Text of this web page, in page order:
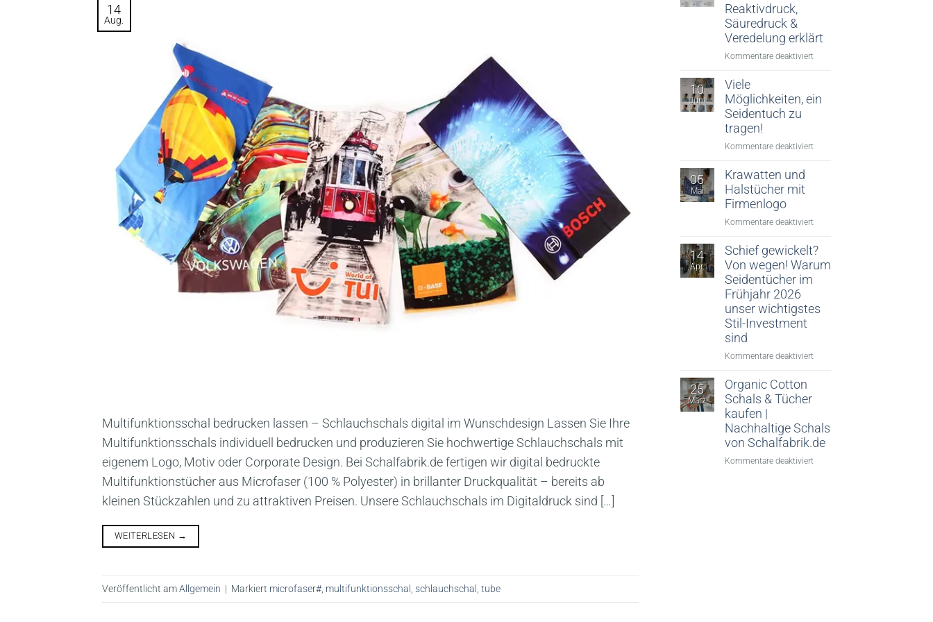
14
Aug.
Multifunktionsschal bedrucken lassen – Schlauchschals digital im Wunschdesign Lassen Sie Ihre
Multifunktionsschals individuell bedrucken und produzieren Sie hochwertige Schlauchschals mit
eigenem Logo, Motiv oder Corporate Design. Bei Schalfabrik.de fertigen wir digital bedruckte
Multifunktionstücher aus Microfaser (100 % Polyester) in brillanter Druckqualität – bereits ab
kleinen Stückzahlen und zu attraktiven Preisen. Unsere Schlauchschals im Digitaldruck sind […]
WEITERLESEN →
Veröffentlicht amAllgemein | Markiert microfaser#, multifunktionsschal schlauchschal tube
Reaktivdruck,
Säuredruck &
Veredelung erklärt
Kommentare deaktiviertfür
Reaktivdruck,
erklärt
10
Juni
Viele
Möglichkeiten, ein
Seidentuch zu
tragen!
Kommentare deaktiviertfür
tragen!
05
Mai
Krawatten und
Halstücher mit
Firmenlogo
Kommentare deaktiviertfür
und
Halstücher
14
Apr.
Schief gewickelt?
Von wegen! Warum
Seidentücher im
Frühjahr 2026
unser wichtigstes
Stil-Investment
sind
Kommentare deaktiviertfür
Warum
Seidentücher
im
Frühjahr
25
März
Organic Cotton
Schals & Tücher
kaufen |
Nachhaltige Schals
von Schalfabrik.de
Kommentare deaktiviertfür